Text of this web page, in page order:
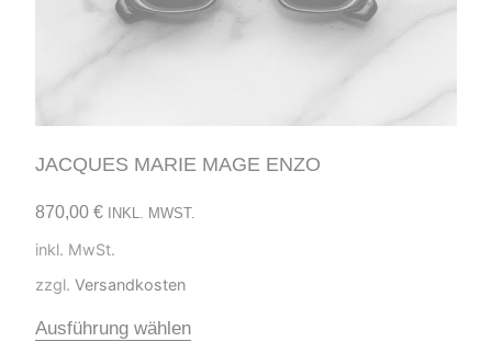
JACQUES MARIE MAGE ENZO
870,00 € INKL. MWST.
inkl. MwSt.
zzgl. Versandkosten
Ausführung wählen